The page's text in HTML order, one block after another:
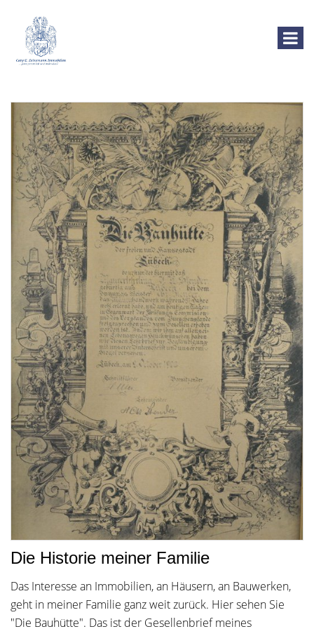
Die Historie meiner Familie
Das Interesse an Immobilien, an Häusern, an Bauwerken,
geht in meiner Familie ganz weit zurück. Hier sehen Sie
"Die Bauhütte". Das ist der Gesellenbrief meines